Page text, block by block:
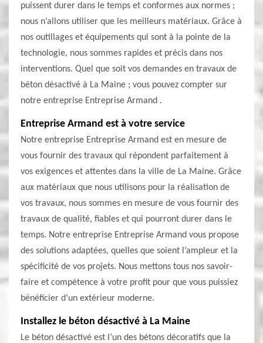
puissent durer dans le temps et conformes aux normes ;
nous n’allons utiliser que les meilleurs matériaux. Grâce à
nos outillages et équipements qui sont à la pointe de la
technologie, nous sommes rapides et précis dans nos
interventions. Quel que soit vos demandes en travaux de
béton désactivé à La Maine ; vous pouvez compter sur
notre entreprise Entreprise Armand .
Entreprise Armand est à votre service
Notre entreprise Entreprise Armand est en mesure de
vous fournir des travaux qui répondent parfaitement à
vos exigences et attentes dans la ville de La Maine. Grâce
aux matériaux que nous utilisons pour la réalisation de
vos travaux, nous sommes en mesure de vous fournir des
travaux de qualité, fiables et qui pourront durer dans le
temps. Notre entreprise Entreprise Armand vous propose
des solutions adaptées, quelles que soient l’ampleur et la
spécificité de vos projets. Nous mettons tous nos savoir-
faire et compétence à votre profit pour que vous puissiez
bénéficier d’un extérieur moderne.
Installez le béton désactivé à La Maine
Le béton désactivé est l’un des bétons décoratifs que la